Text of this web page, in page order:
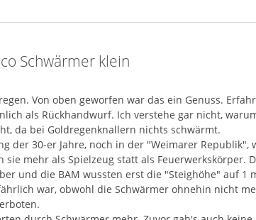
Schwärmer klein
Von oben geworfen war das ein Genuss.
als Rückhandwurf. Ich verstehe gar nicht,
da bei Goldregenknallern nichts schwärmt.
der 30-er Jahre, noch in der "Weimarer Republik",
sie mehr als Spielzeug statt als Feuerwerkskörper.
und die BAM wussten erst die "Steighöhe" auf 1
war, obwohl die Schwärmer ohnehin nicht